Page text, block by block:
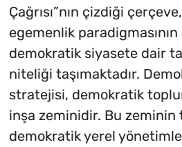
Çağrısı”nın çizdiği
egemenlik paradigmasının
demokratik siyasete dair
niteliği taşımaktadır.
stratejisi, demokratik
inşa zeminidir. Bu zeminin
demokratik yerel